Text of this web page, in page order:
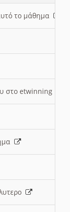
το μάθημα
στο etwinning